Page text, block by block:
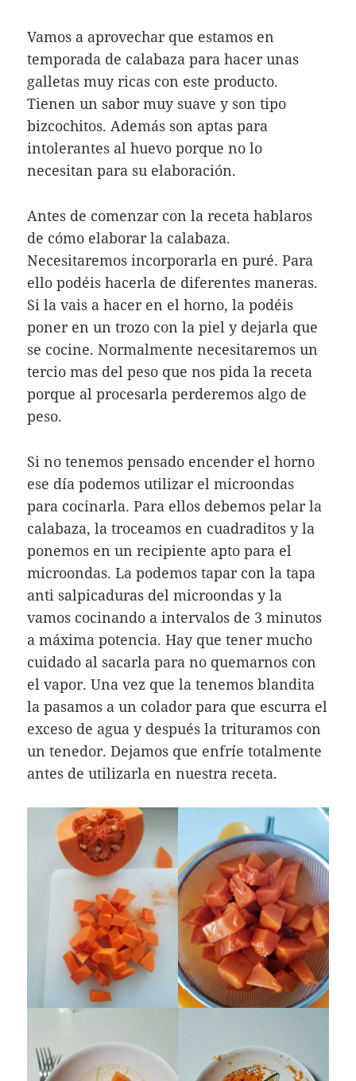
Vamos a aprovechar que estamos en
temporada de calabaza para hacer unas
galletas muy ricas con este producto.
Tienen un sabor muy suave y son tipo
bizcochitos. Además son aptas para
intolerantes al huevo porque no lo
necesitan para su elaboración.
Antes de comenzar con la receta hablaros
de cómo elaborar la calabaza.
Necesitaremos incorporarla en puré. Para
ello podéis hacerla de diferentes maneras.
Si la vais a hacer en el horno, la podéis
poner en un trozo con la piel y dejarla que
se cocine. Normalmente necesitaremos un
tercio mas del peso que nos pida la receta
porque al procesarla perderemos algo de
peso.
Si no tenemos pensado encender el horno
ese día podemos utilizar el microondas
para cocinarla. Para ellos debemos pelar la
calabaza, la troceamos en cuadraditos y la
ponemos en un recipiente apto para el
microondas. La podemos tapar con la tapa
anti salpicaduras del microondas y la
vamos cocinando a intervalos de 3 minutos
a máxima potencia. Hay que tener mucho
cuidado al sacarla para no quemarnos con
el vapor. Una vez que la tenemos blandita
la pasamos a un colador para que escurra el
exceso de agua y después la trituramos con
un tenedor. Dejamos que enfríe totalmente
antes de utilizarla en nuestra receta.